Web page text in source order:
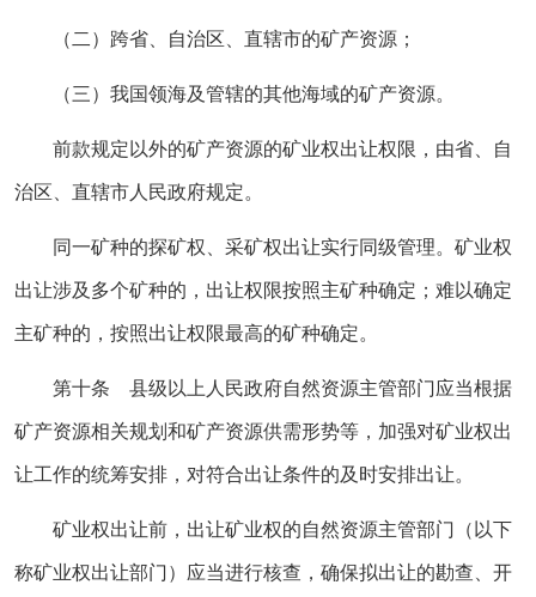
（二）跨省、自治区、直辖市的矿产资源；
（三）我国领海及管辖的其他海域的矿产资源。
前款规定以外的矿产资源的矿业权出让权限，由省、自
治区、直辖市人民政府规定。
同一矿种的探矿权、采矿权出让实行同级管理。矿业权
出让涉及多个矿种的，出让权限按照主矿种确定；难以确定
主矿种的，按照出让权限最高的矿种确定。
第十条 县级以上人民政府自然资源主管部门应当根据
矿产资源相关规划和矿产资源供需形势等，加强对矿业权出
让工作的统筹安排，对符合出让条件的及时安排出让。
矿业权出让前，出让矿业权的自然资源主管部门（以下
称矿业权出让部门）应当进行核查，确保拟出让的勘查、开